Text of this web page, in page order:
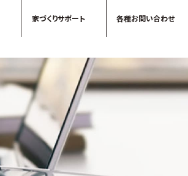
家づくりサポート 各種お問い合わせ